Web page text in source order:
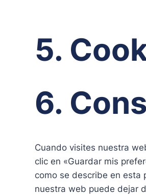
5.
6.
Cuando visites nuestra
clic en «Guardar mis
como se describe en esta
nuestra web puede dejar